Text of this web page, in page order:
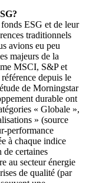
ESG et de leur
traditionnels
avions eu peu
majeurs de la
MSCI, S&P et
depuis le
de Morningstar
durable ont
« Globale »,
» (source
performance
à chaque indice
de certaines
au secteur énergie
de qualité (par